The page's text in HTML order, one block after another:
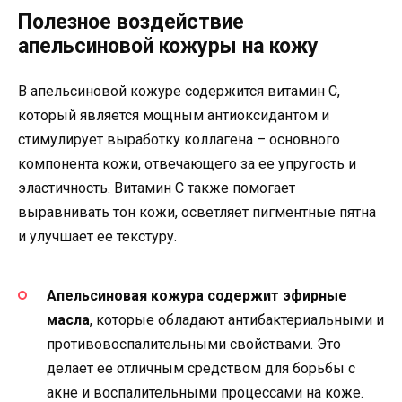
Полезное воздействие
апельсиновой кожуры на кожу
В апельсиновой кожуре содержится витамин С,
который является мощным антиоксидантом и
стимулирует выработку коллагена – основного
компонента кожи, отвечающего за ее упругость и
эластичность. Витамин С также помогает
выравнивать тон кожи, осветляет пигментные пятна
и улучшает ее текстуру.
Апельсиновая кожура содержит эфирные
масла, которые обладают антибактериальными и
противовоспалительными свойствами. Это
делает ее отличным средством для борьбы с
акне и воспалительными процессами на коже.